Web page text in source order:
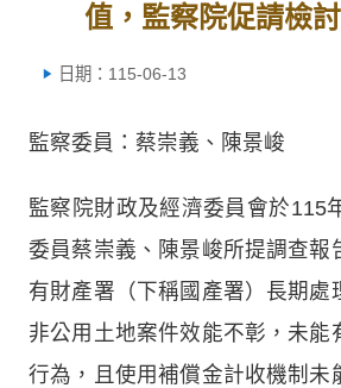
值，監察院促請檢
日期：115-06-13
監察委員：蔡崇義、陳景峻
監察院財政及經濟委員會於115
委員蔡崇義、陳景峻所提調查報
有財產署（下稱國產署）長期處
非公用土地案件效能不彰，未能
行為，且使用補償金計收機制未